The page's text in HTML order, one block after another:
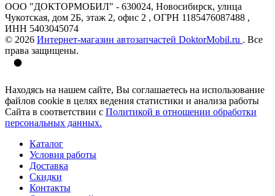
ООО "ДОКТОРМОБИЛ" - 630024, Новосибирск, улица
Чукотская, дом 2Б, этаж 2, офис 2 , ОГРН 1185476087488 ,
ИНН 5403045074
© 2026 Интернет-магазин автозапчастей DoktorMobil.ru . Все
права защищены.
Находясь на нашем сайте, Вы соглашаетесь на использование
файлов cookie в целях ведения статистики и анализа работы
Сайта в соответствии с Политикой в отношении обработки
персональных данных.
Каталог
Условия работы
Доставка
Скидки
Контакты